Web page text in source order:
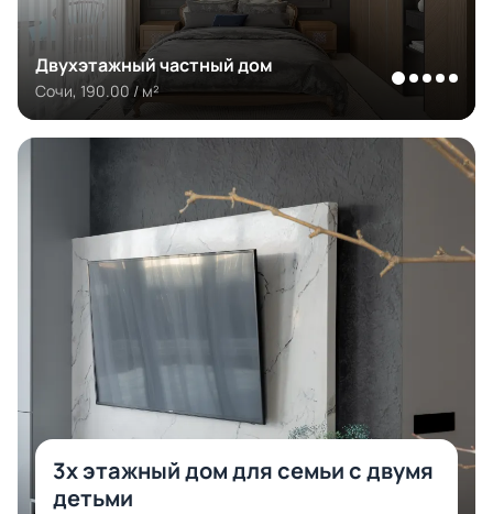
Двухэтажный частный дом
Сочи, 190.00 / м²
3х этажный дом для семьи с двумя
детьми